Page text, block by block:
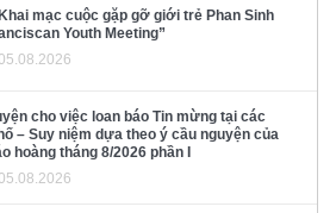
mạc cuộc gặp gỡ giới trẻ Phan Sinh
Youth Meeting”
cho việc loan báo Tin mừng tại các
– Suy niệm dựa theo ý cầu nguyện của
hoàng tháng 8/2026 phần I